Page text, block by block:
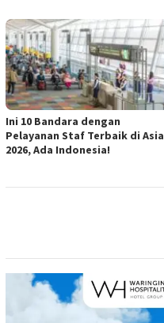
Ini 10 Bandara dengan
Pelayanan Staf Terbaik di Asia
2026, Ada Indonesia!